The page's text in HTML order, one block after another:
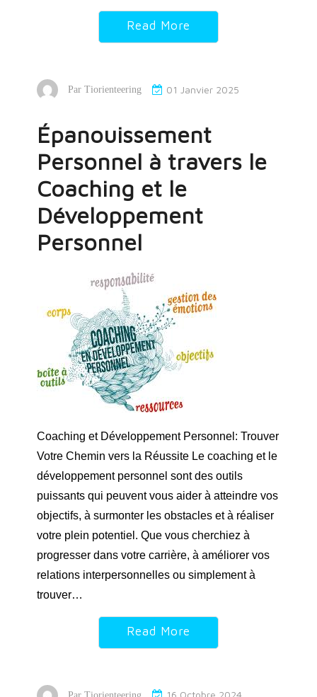
Read More
Par Tiorienteering 01 Janvier 2025
Épanouissement
Personnel à travers le
Coaching et le
Développement
Personnel
Coaching et Développement Personnel: Trouver
Votre Chemin vers la Réussite Le coaching et le
développement personnel sont des outils
puissants qui peuvent vous aider à atteindre vos
objectifs, à surmonter les obstacles et à réaliser
votre plein potentiel. Que vous cherchiez à
progresser dans votre carrière, à améliorer vos
relations interpersonnelles ou simplement à
trouver…
Read More